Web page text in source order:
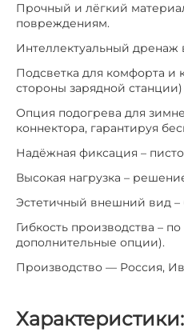
Прочный и лёгкий
повреждениям.
Интеллектуальный дренаж
Подсветка для комфорта и
стороны зарядной
Опция подогрева для
коннектора, гарантируя
Надёжная фиксация –
Высокая нагрузка –
Эстетичный внешний вид –
Гибкость производства –
дополнительные опции).
Производство — Россия,
Характеристики: